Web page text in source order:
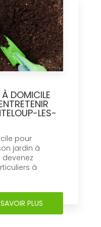
DOMICILE
LES-
pour
jardin à
à
PLUS